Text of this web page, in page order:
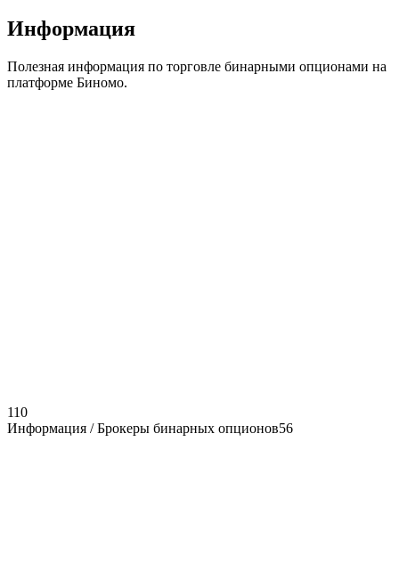
Информация
Полезная информация по торговле бинарными опционами на
платформе Биномо.
110
Информация / Брокеры бинарных опционов56